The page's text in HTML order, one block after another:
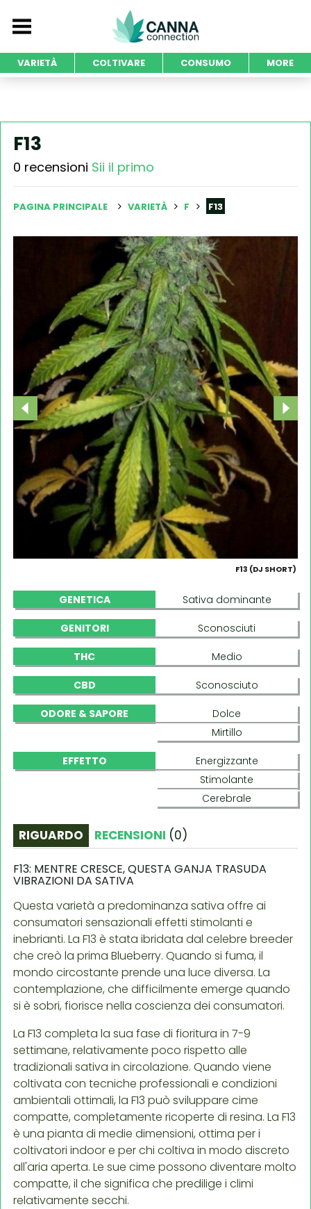
VARIETÀ COLTIVARE CONSUMO MORE
F13
0 recensioni Sii il primo
PAGINA PRINCIPALE VARIETÀ F F13
F13 (DJ SHORT)
GENETICA Sativa dominante
GENITORI Sconosciuti
THC Medio
CBD Sconosciuto
ODORE & SAPORE
Dolce
Mirtillo
EFFETTO
Energizzante
Stimolante
Cerebrale
RIGUARDO RECENSIONI (0)
F13: MENTRE CRESCE, QUESTA GANJA TRASUDA
VIBRAZIONI DA SATIVA
Questa varietà a predominanza sativa offre ai
consumatori sensazionali effetti stimolanti e
inebrianti. La F13 è stata ibridata dal celebre breeder
che creò la prima Blueberry. Quando si fuma, il
mondo circostante prende una luce diversa. La
contemplazione, che difficilmente emerge quando
si è sobri, fiorisce nella coscienza dei consumatori.
La F13 completa la sua fase di fioritura in 7-9
settimane, relativamente poco rispetto alle
tradizionali sativa in circolazione. Quando viene
coltivata con tecniche professionali e condizioni
ambientali ottimali, la F13 può sviluppare cime
compatte, completamente ricoperte di resina. La F13
è una pianta di medie dimensioni, ottima per i
coltivatori indoor e per chi coltiva in modo discreto
all'aria aperta. Le sue cime possono diventare molto
compatte, il che significa che predilige i climi
relativamente secchi.